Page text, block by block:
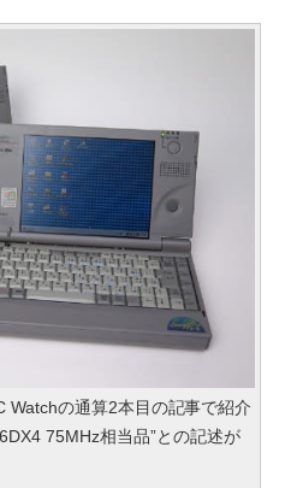
の通算2本目の記事で紹介
75MHz相当品”との記述が